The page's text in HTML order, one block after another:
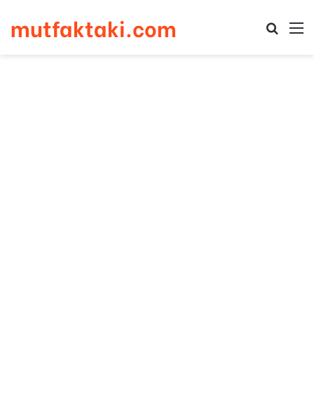
mutfaktaki.com